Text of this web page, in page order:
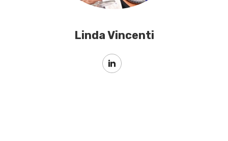
Linda Vincenti